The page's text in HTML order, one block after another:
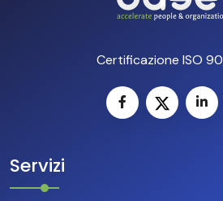
Certificazione ISO
Servizi